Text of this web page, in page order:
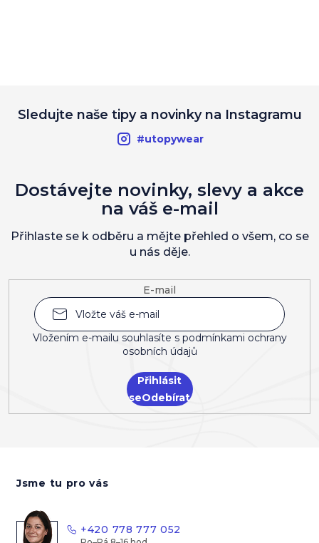
Sledujte naše tipy a novinky na Instagramu
#utopywear
E-mail
Vložením e-mailu souhlasíte s podmínkami ochrany
osobních údajů
Přihlásit
se
Dostávejte novinky, slevy a akce
na váš e-mail
Přihlaste se k odběru a mějte přehled o všem, co se
u nás děje.
Jsme tu pro vás
+420 778 777 052